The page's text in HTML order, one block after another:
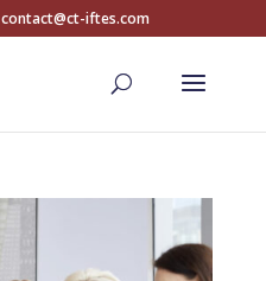
contact@ct-iftes.com